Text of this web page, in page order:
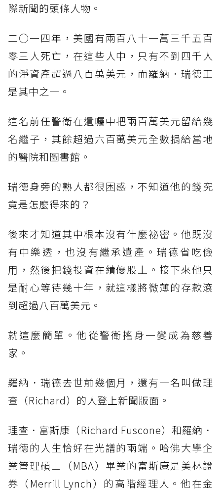
際新聞的頭條人物。
二○一四年，美國有兩百八十一萬三千五百
零三人死亡，在這些人中，只有不到四千人
的淨資產超過八百萬美元，而羅納．瑞德正
是其中之一。
這名前任警衛在遺囑中把兩百萬美元留給幾
名繼子，其餘超過六百萬美元全數捐給當地
的醫院和圖書館。
瑞德身旁的熟人都很困惑，不知道他的錢究
竟是怎麼得來的？
後來才知道其中根本沒有什麼祕密。他既沒
有中樂透，也沒有繼承遺產。瑞德省吃儉
用，然後把錢投資在績優股上。接下來他只
是耐心等待幾十年，就這樣將微薄的存款滾
到超過八百萬美元。
就這麼簡單。他從警衛搖身一變成為慈善
家。
羅納．瑞德去世前幾個月，還有一名叫做理
查（Richard）的人登上新聞版面。
理查．富斯康（Richard Fuscone）和羅納．
瑞德的人生恰好在光譜的兩端。哈佛大學企
業管理碩士（MBA）畢業的富斯康是美林證
券（Merrill Lynch）的高階經理人。他在金